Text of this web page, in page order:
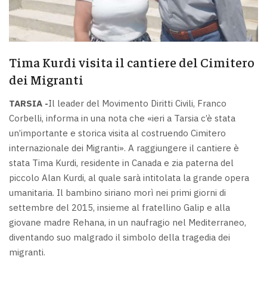
Tima Kurdi visita il cantiere del Cimitero
dei Migranti
TARSIA -Il leader del Movimento Diritti Civili, Franco
Corbelli, informa in una nota che «ieri a Tarsia c’è stata
un’importante e storica visita al costruendo Cimitero
internazionale dei Migranti». A raggiungere il cantiere è
stata Tima Kurdi, residente in Canada e zia paterna del
piccolo Alan Kurdi, al quale sarà intitolata la grande opera
umanitaria. Il bambino siriano morì nei primi giorni di
settembre del 2015, insieme al fratellino Galip e alla
giovane madre Rehana, in un naufragio nel Mediterraneo,
diventando suo malgrado il simbolo della tragedia dei
migranti.